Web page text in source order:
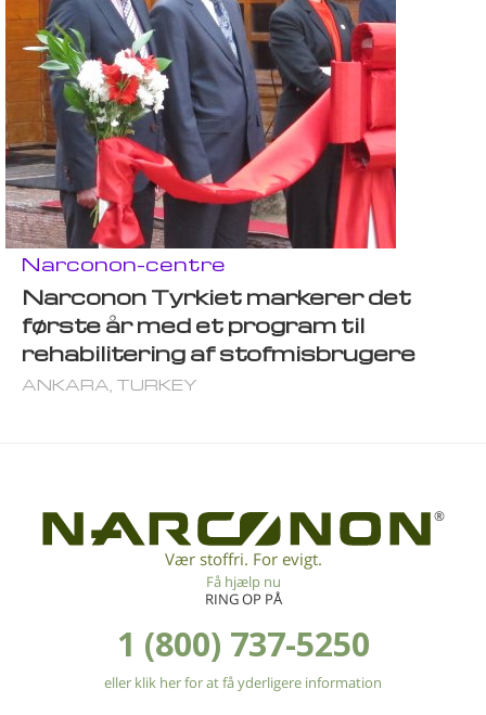
Narconon-centre
Narconon Tyrkiet markerer det
første år med et program til
rehabilitering af stofmisbrugere
ANKARA, TURKEY
®
Vær stoffri. For evigt.
Få hjælp nu
RING OP PÅ
1 (800) 737-5250
eller klik her for at få yderligere information